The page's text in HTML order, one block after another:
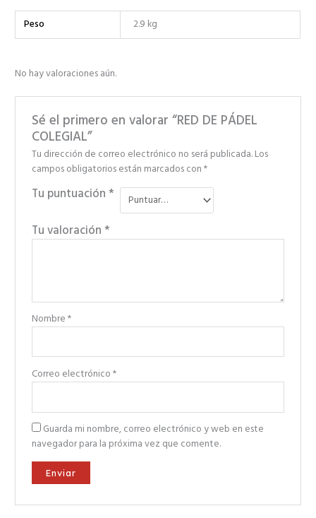
Peso 2.9 kg
No hay valoraciones aún.
Sé el primero en valorar “RED DE PÁDEL
COLEGIAL”
Tu dirección de correo electrónico no será publicada.Los
campos obligatorios están marcados con*
Tu puntuación*
Tu valoración*
Nombre*
Correo electrónico*
Guarda mi nombre, correo electrónico y web en este
navegador para la próxima vez que comente.